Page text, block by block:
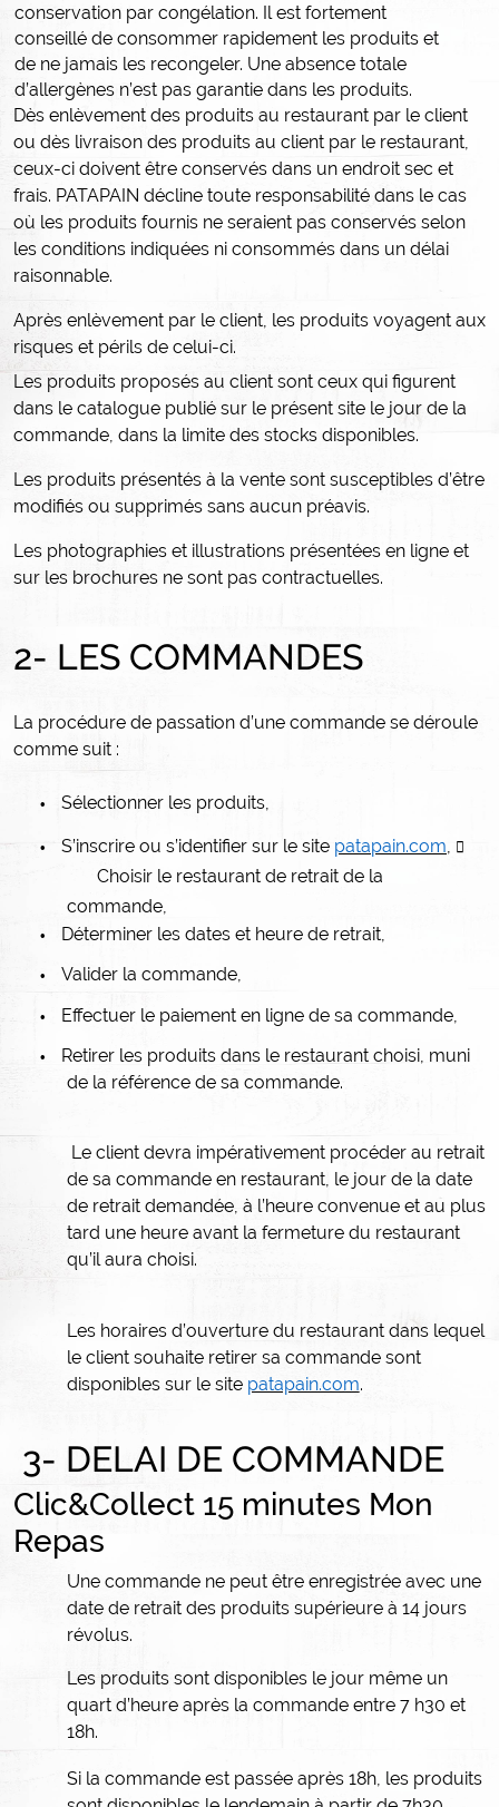
conservation par congélation. Il est fortement
conseillé de consommer rapidement les produits et
de ne jamais les recongeler. Une absence totale
d’allergènes n’est pas garantie dans les produits.
Dès enlèvement des produits au restaurant par le client
ou dès livraison des produits au client par le restaurant,
ceux-ci doivent être conservés dans un endroit sec et
frais. PATAPAIN décline toute responsabilité dans le cas
où les produits fournis ne seraient pas conservés selon
les conditions indiquées ni consommés dans un délai
raisonnable.
Après enlèvement par le client, les produits voyagent aux
risques et périls de celui-ci.
Les produits proposés au client sont ceux qui figurent
dans le catalogue publié sur le présent site le jour de la
commande, dans la limite des stocks disponibles.
Les produits présentés à la vente sont susceptibles d’être
modifiés ou supprimés sans aucun préavis.
Les photographies et illustrations présentées en ligne et
sur les brochures ne sont pas contractuelles.
2- LES COMMANDES
La procédure de passation d’une commande se déroule
comme suit :
• Sélectionner les produits,
• S’inscrire ou s’identifier sur le site patapain.com 
Choisir le restaurant de retrait de la
commande,
• Déterminer les dates et heure de retrait,
• Valider la commande,
• Effectuer le paiement en ligne de sa commande,
•
Retirer les produits dans le restaurant choisi, muni
de la référence de sa commande.
Le client devra impérativement procéder au retrait
de sa commande en restaurant, le jour de la date
de retrait demandée, à l’heure convenue et au plus
tard une heure avant la fermeture du restaurant
qu’il aura choisi.
Les horaires d’ouverture du restaurant dans lequel
le client souhaite retirer sa commande sont
disponibles sur le site patapain.com.
3- DELAI DE COMMANDE
Clic&Collect 15 minutes Mon
Repas
Une commande ne peut être enregistrée avec une
date de retrait des produits supérieure à 14 jours
révolus.
Les produits sont disponibles le jour même un
quart d’heure après la commande entre 7 h30 et
18h.
Si la commande est passée après 18h, les produits